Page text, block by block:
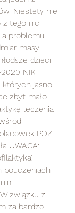
Niestety nie
z tego nic
problemu
masy
dzieci.
których jasno
zbyt mało
leczenia
POZ
UWAGA:
pouczeniach i
związku z
za bardzo